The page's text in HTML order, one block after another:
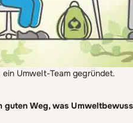
Umwelt-Team gegründet.
Weg, was